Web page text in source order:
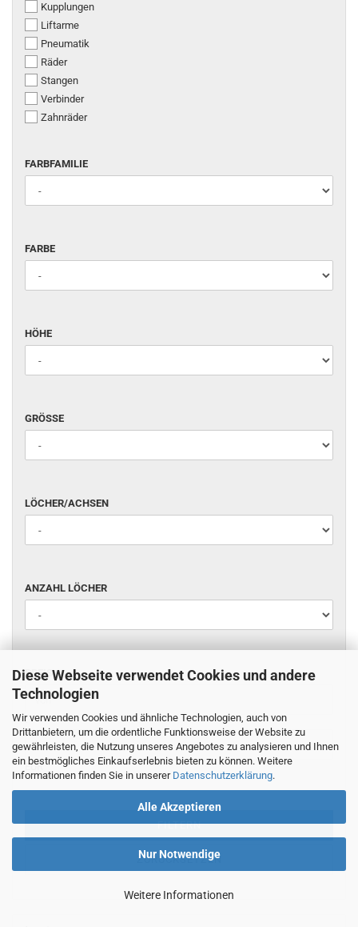
Diese Webseite verwendet Cookies und andere
Technologien
Wir verwenden Cookies und ähnliche Technologien, auch von
Drittanbietern, um die ordentliche Funktionsweise der Website zu
gewährleisten, die Nutzung unseres Angebotes zu analysieren und Ihnen
ein bestmögliches Einkaufserlebnis bieten zu können. Weitere
Informationen finden Sie in unserer Datenschutzerklärung.
Alle Akzeptieren
Nur Notwendige
Weitere Informationen
Kupplungen
Liftarme
Pneumatik
Räder
Stangen
Verbinder
Zahnräder
FARBFAMILIE
FARBFAMILIE
FARBE
FARBE
HÖHE
HÖHE
GRÖSSE
GRÖSSE
LÖCHER/ACHSEN
LÖCHER/ACHSEN
ANZAHL
LÖCHER
ANZAHL LÖCHER
PREIS
PREIS
Preis bis
-
EUR
FILTERN
ZURÜCKSETZEN